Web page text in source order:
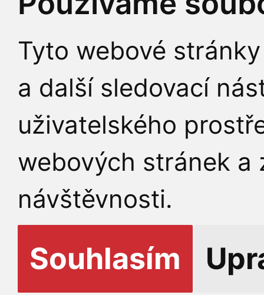
Tyto webové
a další sledovací
uživatelského
webových stránek a
návštěvnosti.
Souhlasím